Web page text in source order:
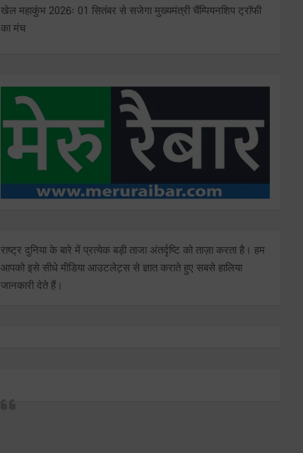
खेल महाकुंभ 2026ः 01 सितंबर से सजेगा मुख्यमंत्री चैंम्पियनशिप ट्रॉफी
का मंच
राष्ट्र दुनिया के बारे में प्रत्येक बड़ी ताजा अंतर्दृष्टि को ताज़ा करता है। हम
आपको इसे सीधे मीडिया आउटलेट्स से ज्ञात कराते हुए सबसे हालिया
जानकारी देते हैं।